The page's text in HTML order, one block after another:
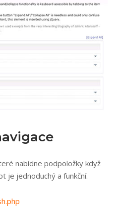
nabídne podpoložky když
je jednoduchý a funkční.